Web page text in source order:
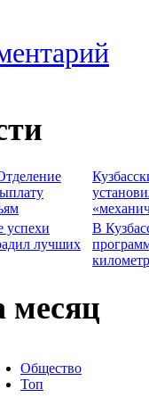
успехи
лучших
В
месяц
Общество
Топ